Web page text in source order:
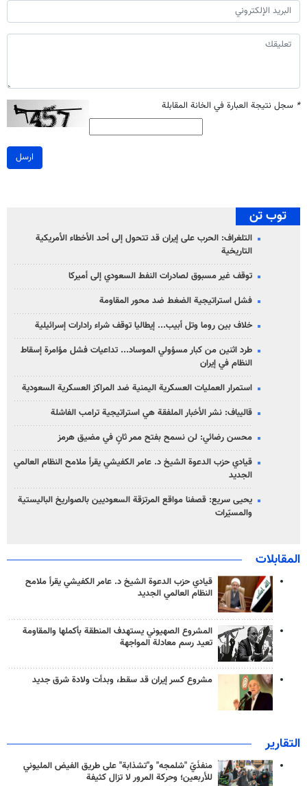
* سجل نتيجة العبارة في الخانة المقابلة
ارسل
توب تن
التلغراف: الحرب على إيران قد تتحول إلى أحد الأخطاء الأمريكية
التاريخية
توقف غير مسبوق لصادرات النفط السعودي إلى أميركا
فشل استراتيجية الضغط ضد محور المقاومة
خلاف بين روما وتل أبيب... إيطاليا توقف شراء رادارات إسرائيلية
طرد اثنين من كبار مسؤولي الموساد... تداعيات فشل مؤامرة إسقاط
النظام في إيران
استمرار العمليات العسكرية اليمنية ضد المراكز العسكرية السعودية
قاليباف: نشر الأخبار الملفقة هي استراتيجية ترامب الفاشلة
محسن رضائي: لن نسمح بفتح ممر ثانٍ في مضيق هرمز
قيادي حزب الدعوة الشيخ د. عامر الكفيشي يقرأ ملامح النظام العالمي
الجديد
يحيى سريع: قصفنا مواقع المرتزقة السعوديين بالصواريخ الباليستية
والمسيّرات
المقابلات
قيادي حزب الدعوة الشيخ د. عامر الكفيشي يقرأ ملامح
النظام العالمي الجديد
المشروع الصهيوني يستهدف المنطقة بأكملها والمقاومة
تعيد رسم معادلة المواجهة
مشروع كسر إيران قد سقط، وبدأت ولادة شرق جديد
التقارير
منفذَيّ "شلمجه" و"تشذابة" على طريق الفيض المليوني
للأربعين؛ وحركة المرور لا تزال كثيفة